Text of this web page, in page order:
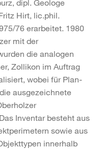
dipl. Geologe
Hirt, lic.phil.
76 erarbeitet. 1980
mit der
die analogen
Zollikon im Auftrag
wobei für Plan-
ausgezeichnete
Inventar besteht aus
sowie aus
innerhalb